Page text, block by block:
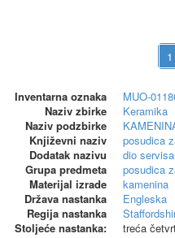
Inventarna oznaka
MUO-
Naziv zbirke
Keramika
Naziv podzbirke
Književni naziv
posudica
Dodatak nazivu
dio
Grupa predmeta
posudica
Materijal izrade
kamenina
Država nastanka
Engleska
Regija nastanka
Stoljeće nastanka:
treća